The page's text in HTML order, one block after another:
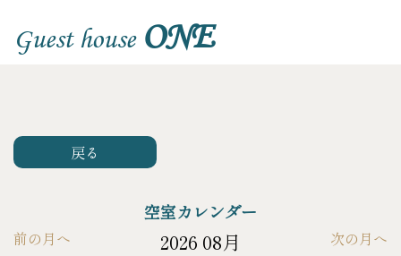
Guest house ONE
戻る
空室カレンダー
2026 08月
前の月へ
次の月へ